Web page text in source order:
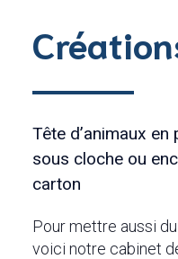
Tête d’animaux
sous cloche ou
carton
Pour mettre aussi
voici notre cabinet